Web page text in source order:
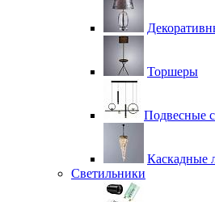
Торшеры
Подвесные
Каскадные
Светильники